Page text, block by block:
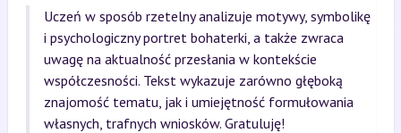
Uczeń w sposób rzetelny analizuje motywy, symbolikę
i psychologiczny portret bohaterki, a także zwraca
uwagę na aktualność przesłania w kontekście
współczesności. Tekst wykazuje zarówno głęboką
znajomość tematu, jak i umiejętność formułowania
własnych, trafnych wniosków. Gratuluję!